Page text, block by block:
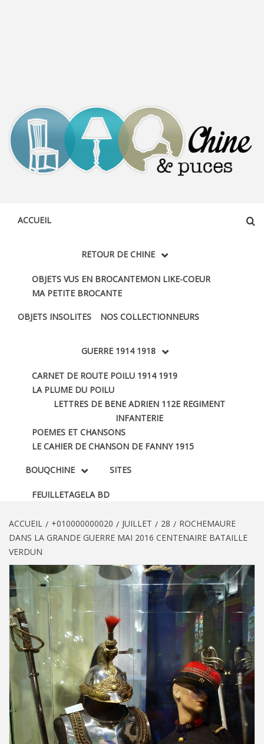
ACCUEIL
RETOUR DE CHINE
OBJETS VUS EN BROCANTEMON LIKE-COEUR
MA PETITE BROCANTE
OBJETS INSOLITES NOS COLLECTIONNEURS
GUERRE 1914 1918
CARNET DE ROUTE POILU 1914 1919
LA PLUME DU POILU
LETTRES DE BENE ADRIEN 112E REGIMENT
INFANTERIE
POEMES ET CHANSONS
LE CAHIER DE CHANSON DE FANNY 1915
BOUQCHINE
FEUILLETAGELA BD
SITES
ACCUEIL +010000000020 JUILLET 28
ROCHEMAURE
DANS LA GRANDE GUERRE MAI 2016 CENTENAIRE BATAILLE
VERDUN